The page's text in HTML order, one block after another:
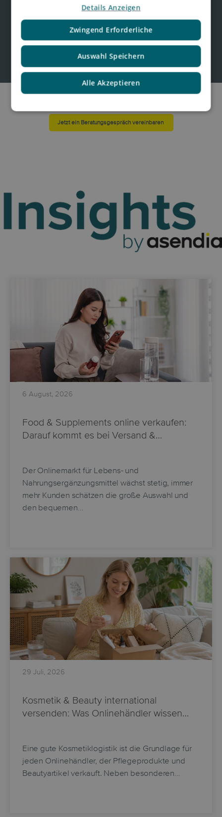
internationale Wachstum
investiert werden.
Jetzt ein Beratungsgespräch vereinbaren
6 August, 2026
Food & Supplements online verkaufen:
Darauf kommt es bei Versand &…
Der Onlinemarkt für Lebens- und
Nahrungsergänzungsmittel wächst stetig, immer
mehr Kunden schätzen die große Auswahl und
den bequemen…
29 Juli, 2026
Kosmetik & Beauty international
versenden: Was Onlinehändler wissen…
Eine gute Kosmetiklogistik ist die Grundlage für
jeden Onlinehändler, der Pflegeprodukte und
Beautyartikel verkauft. Neben besonderen…
Auswahl Speichern
Alle Akzeptieren
Zwingend Erforderliche
Details Anzeigen